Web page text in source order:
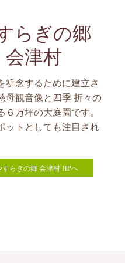
らぎの郷
会津村
祈念するために建立さ
母観音像と四季 折々の
６万坪の大庭園です。
ットとしても注目され
すらぎの郷 会津村 HPへ